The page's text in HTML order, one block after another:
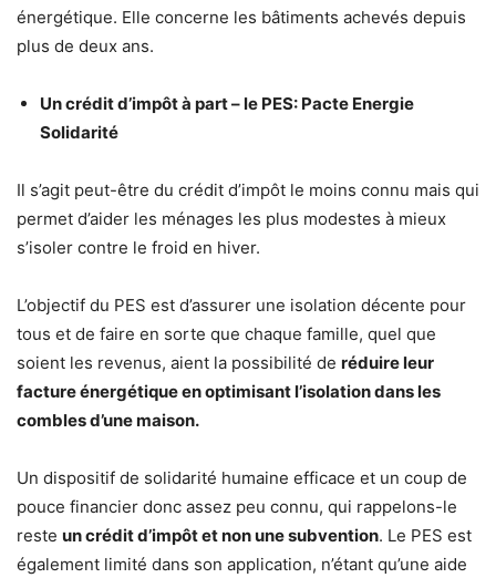
énergétique. Elle concerne les bâtiments achevés depuis
plus de deux ans.
Un crédit d’impôt à part – le PES: Pacte Energie
Solidarité
Il s’agit peut-être du crédit d’impôt le moins connu mais qui
permet d’aider les ménages les plus modestes à mieux
s’isoler contre le froid en hiver.
L’objectif du PES est d’assurer une isolation décente pour
tous et de faire en sorte que chaque famille, quel que
soient les revenus, aient la possibilité de réduire leur
facture énergétique en optimisant l’isolation dans les
combles d’une maison.
Un dispositif de solidarité humaine efficace et un coup de
pouce financier donc assez peu connu, qui rappelons-le
reste un crédit d’impôt et non une subvention. Le PES est
également limité dans son application, n’étant qu’une aide